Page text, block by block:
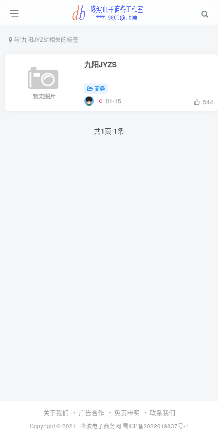
与"九阳JYZS"相关的标签
九阳JYZS
商务
01-15 544
共1页 1条
关于我们 广告合作 免责申明 联系我们
Copyright © 2021 · 咚波电子商务网 蜀ICP备2022019837号-1